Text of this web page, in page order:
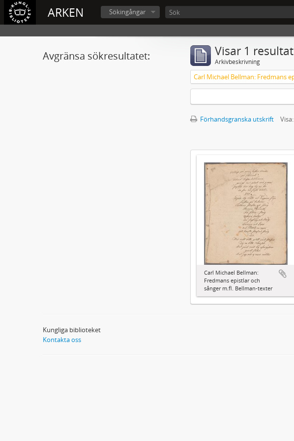
ARKEN Sökingångar
Avgränsa sökresultatet: Visar 1 resultat
Arkivbeskrivning
Förhandsgranska utskrift
Visa:
Carl Michael Bellman:
Fredmans epistlar och
sånger m.fl. Bellman-texter
Kungliga biblioteket
Kontakta oss